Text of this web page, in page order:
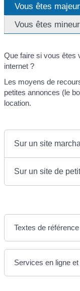
Vous êtes majeur
Vous êtes mineur
Que faire si vous êtes
internet ?
Les moyens de
petites annonces (le
location.
Sur un site
Sur un site de
Textes de référence
Services en ligne